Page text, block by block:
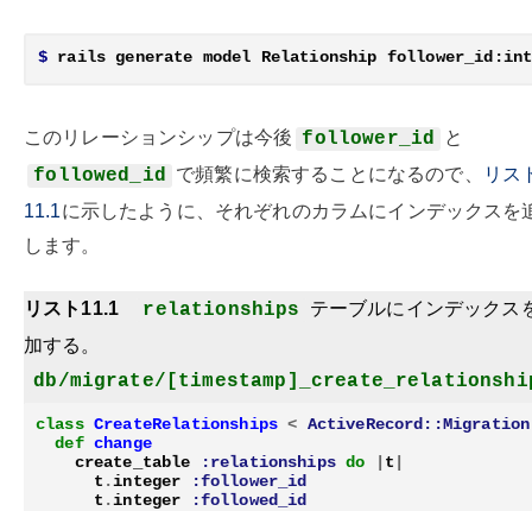
$
このリレーションシップは今後 follower_id と
followed_id で頻繁に検索することになるので、
リス
11.1に示したように、それぞれのカラムにインデックスを
します。
リスト11.1 relationships
テーブルにインデックス
加する。
db/migrate/
class CreateRelationships < ActiveRecord::Migration
def change
create_table
:relationships do | t |
t .integer
:follower_id
t .integer
:followed_id